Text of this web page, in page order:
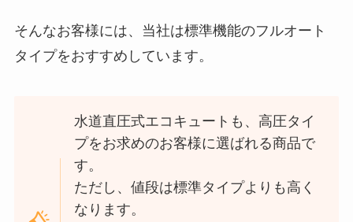
そんなお客様には、当社は標準機能のフルオート
タイプをおすすめしています。
水道直圧式エコキュートも、高圧タイ
プをお求めのお客様に選ばれる商品で
す。
ただし、値段は標準タイプよりも高く
なります。